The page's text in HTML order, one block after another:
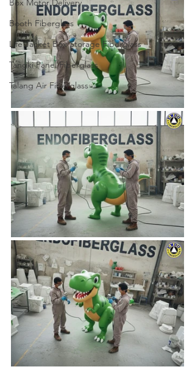
Box Motor Delivery
Booth Fiberglass
Life Jacket Box Storage Fiberglass
Tangki Panel Fiberglass
Talang Air Fiberglass